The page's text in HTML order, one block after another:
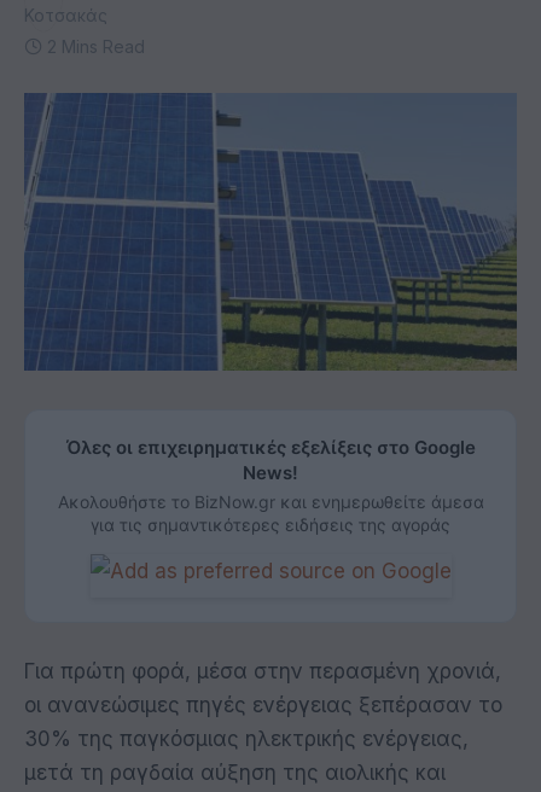
2 Mins Read
Όλες οι επιχειρηματικές εξελίξεις στο Google
News!
Ακολουθήστε το BizNow.gr και ενημερωθείτε άμεσα
για τις σημαντικότερες ειδήσεις της αγοράς
Για πρώτη φορά, μέσα στην περασμένη χρονιά,
οι ανανεώσιμες πηγές ενέργειας ξεπέρασαν το
30% της παγκόσμιας ηλεκτρικής ενέργειας,
μετά τη ραγδαία αύξηση της αιολικής και